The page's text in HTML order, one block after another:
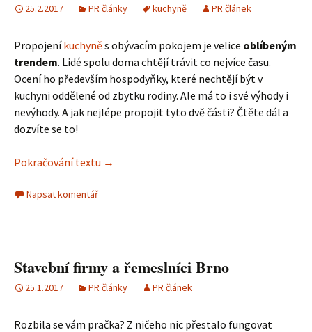
25.2.2017 PR články kuchyně PR článek
Propojeníkuchyněs obývacím pokojem je velice oblíbeným
trendem. Lidé spolu doma chtějí trávit co nejvíce času.
Ocení ho především hospodyňky, které nechtějí být v
kuchyni oddělené od zbytku rodiny. Ale má to i své výhody i
nevýhody. A jak nejlépe propojit tyto dvě části? Čtěte dál a
dozvíte se to!
Pokračování textu Jak vyřešit propojení kuchyně s obývacím
→
Napsat komentář
Stavební firmy a řemeslníci Brno
25.1.2017 PR články PR článek
Rozbila se vám pračka? Z ničeho nic přestalo fungovat